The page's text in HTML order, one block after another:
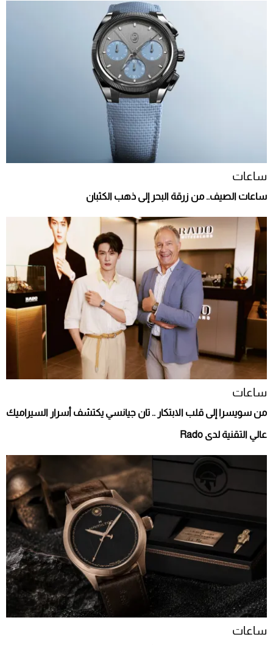
ساعات
ساعات الصيف.. من زرقة البحر إلى ذهب الكثبان
ساعات
من سويسرا إلى قلب الابتكار .. تان جيانسي يكتشف أسرار السيراميك
عالي التقنية لدى Rado
ساعات